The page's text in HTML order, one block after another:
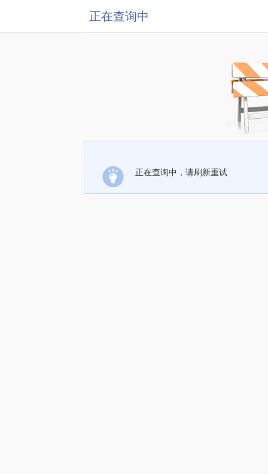
正在查询中
正在查询中，请刷新重试